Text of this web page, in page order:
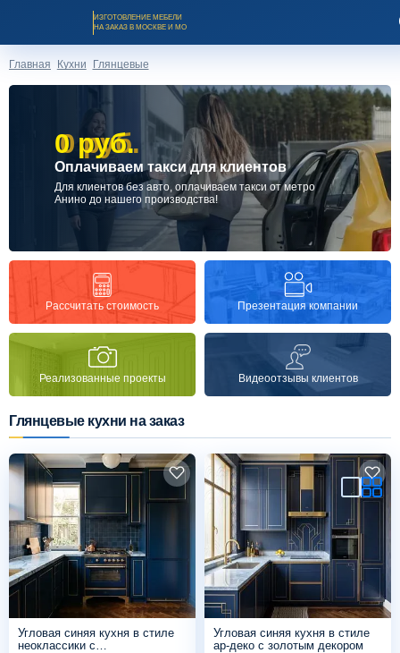
ИЗГОТОВЛЕНИЕ МЕБЕЛИ
НА ЗАКАЗ В МОСКВЕ И МО
Заказать звонок
Каталог мебели на заказ
Оплата и доставка
Рассрочка и кредит
Схема работы
Акции и скидки
Портфолио
Видеоотзывы
Статьи
Главная Кухни Глянцевые
0 руб.
0 руб.
Оплачиваем такси для клиентов
Для клиентов без авто, оплачиваем такси от метро
Анино до нашего производства!
Рассчитать стоимость Презентация компании
Реализованные проекты Видеоотзывы клиентов
Глянцевые кухни на заказ
Угловая синяя кухня в стиле
неоклассики с
Угловая синяя кухня в стиле
ар-деко с золотым декором